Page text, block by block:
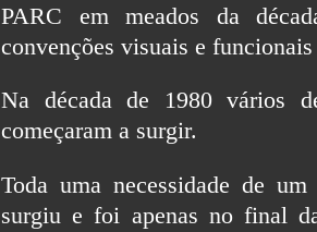
PARC em meados da
convenções visuais e
Na década de 1980 vários
começaram a surgir.
Toda uma necessidade de
surgiu e foi apenas no final